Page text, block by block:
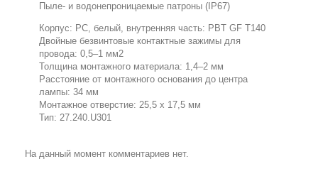
Пыле- и водонепроницаемые патроны (IP67)
Корпус: PC, белый, внутренняя часть: PBT GF T140
Двойные безвинтовые контактные зажимы для
провода: 0,5–1 мм2
Толщина монтажного материала: 1,4–2 мм
Расстояние от монтажного основания до центра
лампы: 34 мм
Монтажное отверстие: 25,5 x 17,5 мм
Тип: 27.240.U301
На данный момент комментариев нет.